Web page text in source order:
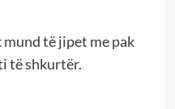
mund të jipet me pak
të shkurtër.